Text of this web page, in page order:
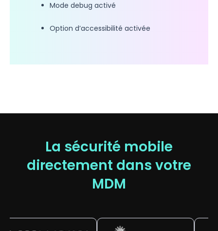
Mode debug activé
Option d’accessibilité activée
La sécurité mobile
directement dans votre
MDM